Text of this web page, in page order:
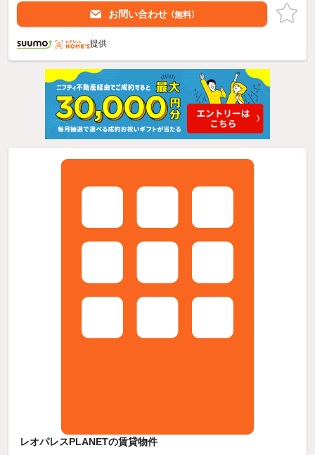
お問い合わせ （無料）
提供
レオパレスPLANETの賃貸物件